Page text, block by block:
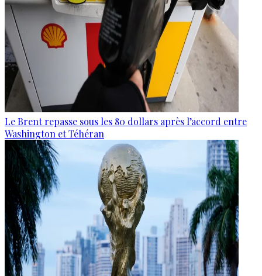
Le Brent repasse sous les 80 dollars après l’accord entre
Washington et Téhéran